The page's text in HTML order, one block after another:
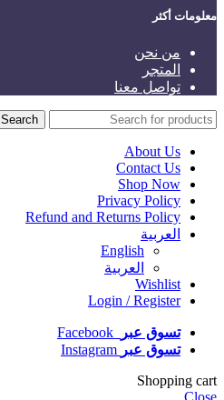
معلومات أكثر
من نحن
المتجر
تواصل معنا
Search
About Us
Contact Us
Shop Now
Privacy Policy
Refund and Returns Policy
العربية
English
العربية
Wishlist
Login / Register
تسوق عبر
تسوق عبر
Shopping cart